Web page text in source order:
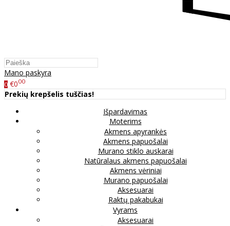
Mano paskyra
0 €000
Prekių krepšelis tuščias!
Išpardavimas
Moterims
Akmens apyrankės
Akmens papuošalai
Murano stiklo auskarai
Natūralaus akmens papuošalai
Akmens vėriniai
Murano papuošalai
Aksesuarai
Raktų pakabukai
Vyrams
Aksesuarai